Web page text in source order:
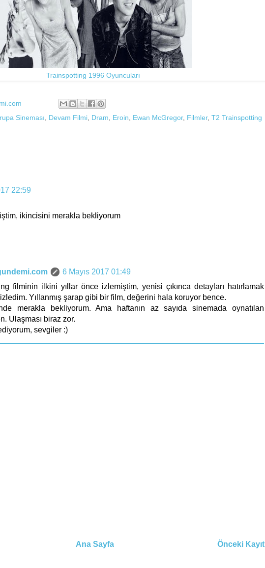
Trainspotting 1996 Oyuncuları
Sineması Devam Filmi Dram Eroin Ewan McGregor, Filmler, T2 Trainspotting
22:59
ikincisini merakla bekliyorum
6 Mayıs 2017 01:49
filminin ilkini yıllar önce izlemiştim, yenisi çıkınca detayları hatırlamak
Yıllanmış şarap gibi bir film, değerini hala koruyor bence.
merakla bekliyorum. Ama haftanın az sayıda sinemada oynatılan
Ulaşması biraz zor.
sevgiler :)
Önceki Kayıt
Ana Sayfa